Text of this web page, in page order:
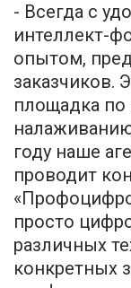
- Всегда с
интеллект-
опытом,
заказчиков.
площадка по
году наше
проводит
просто
различных
конкретных